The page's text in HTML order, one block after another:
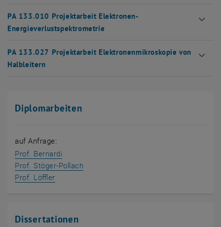
PA 133.010 Projektarbeit Elektronen-
Energieverlustspektrometrie
PA 133.027 Projektarbeit Elektronenmikroskopie von
Halbleitern
Diplomarbeiten
auf Anfrage:
Prof. Bernardi
Prof. Stöger-Pollach
Prof. Löffler
Dissertationen